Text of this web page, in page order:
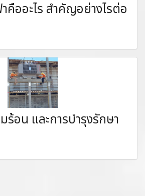
คืออะไร สำคัญอย่างไรต่อ
ร้อน และการบำรุงรักษา